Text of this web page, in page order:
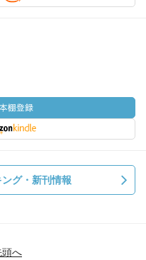
グ・新刊情報
頭へ